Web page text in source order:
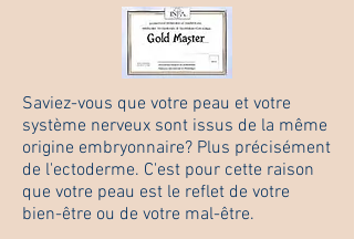
Saviez-vous que votre peau et votre
système nerveux sont issus de la même
origine embryonnaire? Plus précisément
de l'ectoderme. C'est pour cette raison
que votre peau est le reflet de votre
bien-être ou de votre mal-être.